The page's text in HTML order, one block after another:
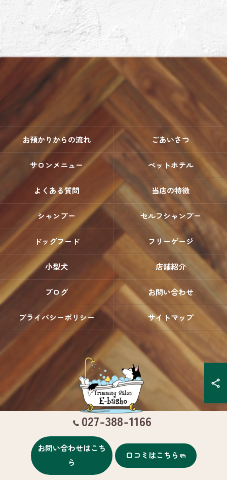
027-388-1166
お問い合わせはこち
ら
口コミはこちら
お預かりからの流れ ごあいさつ
サロンメニュー ペットホテル
よくある質問 当店の特徴
シャンプー セルフシャンプー
ドッグフード フリーゲージ
小型犬 店舗紹介
ブログ お問い合わせ
プライバシーポリシー サイトマップ
© 2026 群馬県高崎のトリミングならTrimming Salon E-basho ALL RIGHTS
RESERVED.